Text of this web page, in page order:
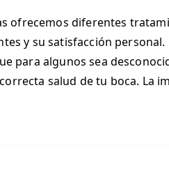
ofrecemos diferentes
y su satisfacción
para algunos sea
salud de tu boca. La